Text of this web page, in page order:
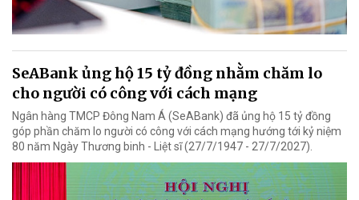
SeABank ủng hộ 15 tỷ đồng nhằm chăm lo
cho người có công với cách mạng
Ngân hàng TMCP Đông Nam Á (SeABank) đã ủng hộ 15 tỷ đồng
góp phần chăm lo người có công với cách mạng hướng tới kỷ niệm
80 năm Ngày Thương binh - Liệt sĩ (27/7/1947 - 27/7/2027).